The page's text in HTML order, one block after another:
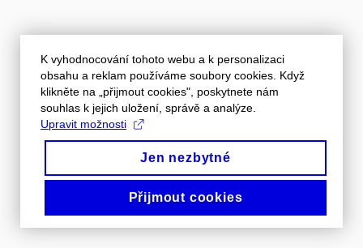
K vyhodnocování tohoto webu a k personalizaci
obsahu a reklam používáme soubory cookies. Když
klikněte na „přijmout cookies", poskytnete nám
souhlas k jejich uložení, správě a analýze.
Upravit možnosti
Jen nezbytné
Přijmout cookies